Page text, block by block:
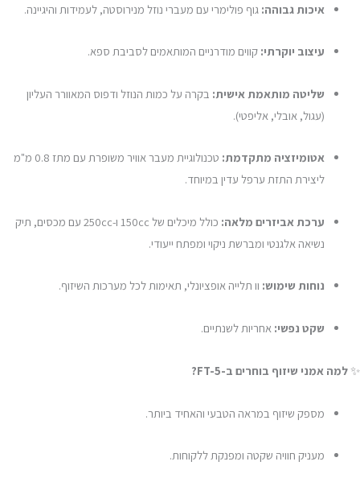
איכות גבוהה: גוף פולימרי עם מעברי נוזל מנירוסטה, לעמידות והיגיינה.
עיצוב יוקרתי: קווים מודרניים המותאמים לסביבת ספא.
שליטה מותאמת אישית: בקרה על כמות הנוזל ודפוס המאוורר העליון
(עגול, אובלי, אליפטי).
אטומיזציה מתקדמת:
טכנולוגיית מעבר אוויר משופרת עם מתז 0.8 מ"מ
ליצירת התזת ערפל עדין במיוחד.
ערכת אביזרים מלאה:
כולל מיכלים של 150cc ו-250cc עם מכסים, תיק
נשיאה אלגנטי ומברשת ניקוי ומפתח ייעודי.
נוחות שימוש: וו תלייה אופציונלי, תאימות לכל מערכות השיזוף.
שקט נפשי: אחריות לשנתיים.
✨ למה אמני שיזוף בוחרים ב-FT-5?
מספק שיזוף במראה הטבעי והאחיד ביותר.
מעניק חוויה שקטה ומפנקת ללקוחות.